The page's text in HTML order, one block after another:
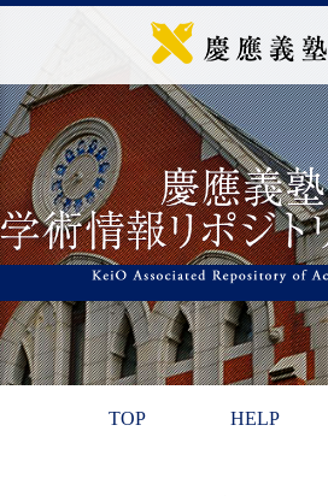
TOP HELP